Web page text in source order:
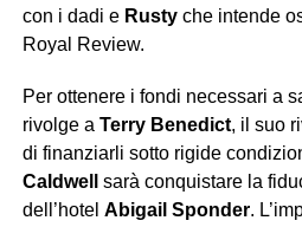
con i dadi e Rustyche intende
Royal Review.
Per ottenere i fondi necessari a
rivolge a Terry Benedict, il suo
di finanziarli sotto rigide
Caldwell
sarà conquistare la
dell’hotel Abigail Sponder.